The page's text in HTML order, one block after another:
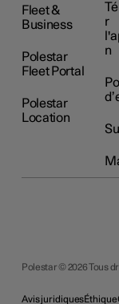
Fleet &
Business
Polestar
Fleet Portal
Polestar
Location
r
n
Polestar © 2026 Tous
Avis juridiquesÉthique